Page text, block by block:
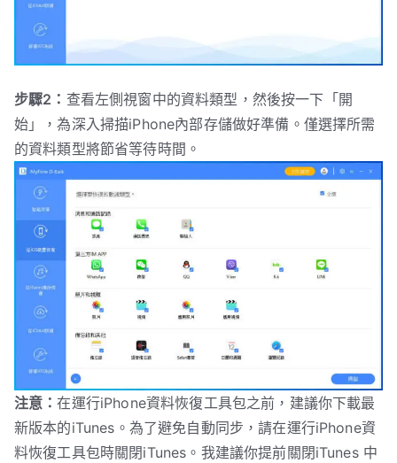
步驟2： 查看左側視窗中的資料類型，然後按一下「開
始」，為深入掃描iPhone內部存儲做好準備。僅選擇所需
的資料類型將節省等待時間。
注意：在運行iPhone資料恢復工具包之前，建議你下載最
新版本的iTunes。為了避免自動同步，請在運行iPhone資
料恢復工具包時關閉iTunes。我建議你提前關閉iTunes 中